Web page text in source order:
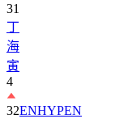
31
丁
海
寅
4
32ENHYPEN